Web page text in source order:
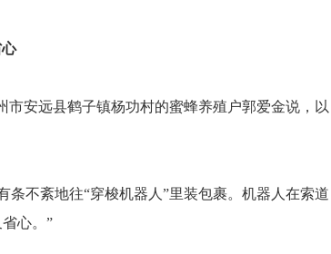
安远县鹤子镇杨功村的蜜蜂养殖户郭爱金说，以
不紊地往“穿梭机器人”里装包裹。机器人在索道
心。”